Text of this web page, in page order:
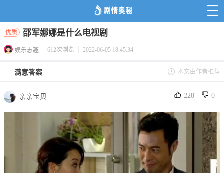
优质 邵军娜娜是什么电视剧
娱乐志趣 612次浏览 2022-06-05 18:45:34
满意答案 本文由作者推荐
亲亲宝贝 228 0